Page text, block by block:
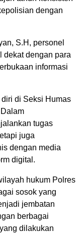
dengan
S.H, personel
dekat dengan para
informasi
di Seksi Humas
tugas
juga
dengan media
digital.
hukum Polres
sosok yang
jembatan
berbagai
dilakukan